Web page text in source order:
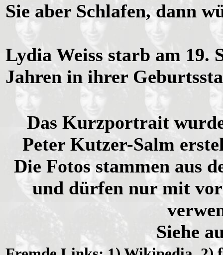
Sie aber Schlafen, dann
Lydia Weiss starb am 19.
Jahren in ihrer
Das Kurzportrait
Peter Kutzer-Salm
Die Fotos stammen aus
und dürfen nur mit
Siehe